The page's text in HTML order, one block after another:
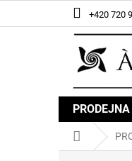
+420 720
PRODEJNA
Domů